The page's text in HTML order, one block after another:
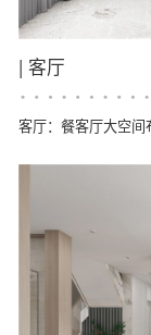
| 客厅
客厅：餐客厅大空间